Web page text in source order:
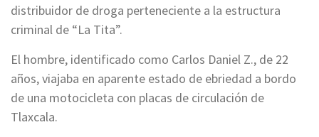
distribuidor de droga perteneciente a la estructura
criminal de “La Tita”.
El hombre, identificado como Carlos Daniel Z., de 22
años, viajaba en aparente estado de ebriedad a bordo
de una motocicleta con placas de circulación de
Tlaxcala.